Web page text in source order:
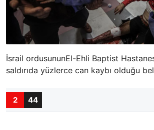
İsrail ordusununEl-Ehli Baptist
saldırıda yüzlerce can kaybı olduğu
2 44